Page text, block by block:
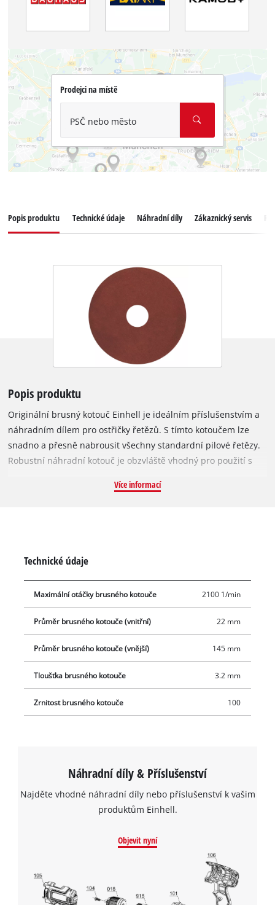
Prodejci na místě
PSČ nebo město
Popis produktu Technické údaje Náhradní díly Zákaznický servis
Popis produktu
Originální brusný kotouč Einhell je ideálním příslušenstvím a
náhradním dílem pro ostřičky řetězů. S tímto kotoučem lze
snadno a přesně nabrousit všechny standardní pilové řetězy.
Robustní náhradní kotouč je obzvláště vhodný pro použití s
otvor 22 mm a tloušťku 3,2 mm.
Více informací
Technické údaje
Maximální otáčky brusného kotouče 2100 1/min
Průměr brusného kotouče (vnitřní) 22 mm
Průměr brusného kotouče (vnější) 145 mm
Tloušťka brusného kotouče 3.2 mm
Zrnitost brusného kotouče 100
Náhradní díly & Příslušenství
Najděte vhodné náhradní díly nebo příslušenství k vašim
produktům Einhell.
Objevit nyní